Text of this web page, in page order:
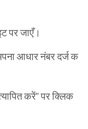
परजाएँ।
आधारनंबरदर्जक
करें"परक्लिक